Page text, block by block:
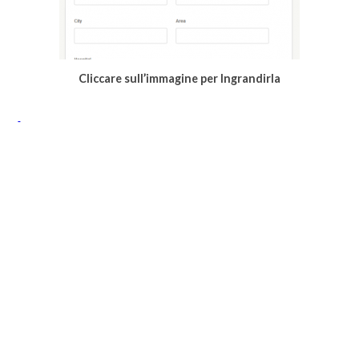
Cliccare sull’immagine per Ingrandirla